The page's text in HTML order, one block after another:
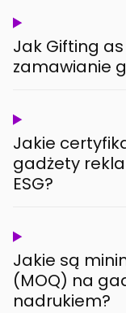
Jak Gifting
zamawianie
Jakie
gadżety
ESG?
Jakie są
(MOQ) na
nadrukiem?